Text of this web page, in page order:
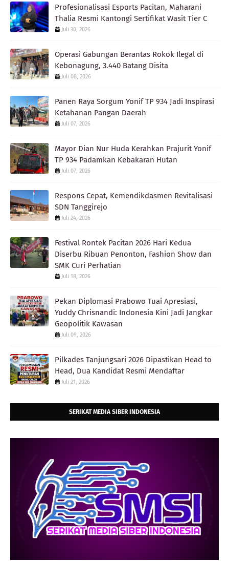
Profesionalisasi Esports Pacitan, Maharani
Thalia Resmi Kantongi Sertifikat Wasit Tier C
Juli 30, 2026
Operasi Gabungan Berantas Rokok Ilegal di
Kebonagung, 3.440 Batang Disita
Juli 08, 2026
Panen Raya Sorgum Yonif TP 934 Jadi Inspirasi
Ketahanan Pangan Daerah
Juli 07, 2026
Mayor Dian Nur Huda Kerahkan Prajurit Yonif
TP 934 Padamkan Kebakaran Hutan
Juli 07, 2026
Respons Cepat, Kemendikdasmen Revitalisasi
SDN Tanggirejo
Juli 24, 2026
Festival Rontek Pacitan 2026 Hari Kedua
Diserbu Ribuan Penonton, Fashion Show dan
SMK Curi Perhatian
Juli 18, 2026
Pekan Diplomasi Prabowo Tuai Apresiasi,
Yuddy Chrisnandi: Indonesia Kini Jadi Jangkar
Geopolitik Kawasan
Juli 09, 2026
Pilkades Tanjungsari 2026 Dipastikan Head to
Head, Dua Kandidat Resmi Mendaftar
Juli 21, 2026
SERIKAT MEDIA SIBER INDONESIA